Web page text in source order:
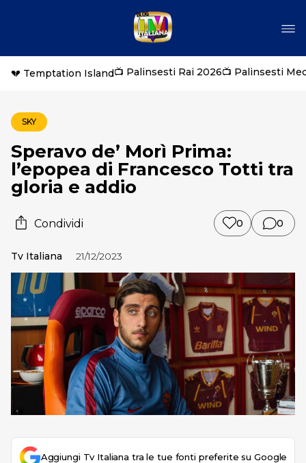
💔 Temptation Island📺 Palinsesti Rai 2026📺 Palinsesti
SKY
Speravo de’ Morì Prima:
l’epopea di Francesco Totti tra
gloria e addio
Condividi 0 0
Tv Italiana 21/12/2023
Aggiungi Tv Italiana tra le tue fonti preferite su Google